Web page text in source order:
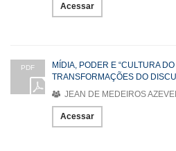
Acessar
PDF
MÍDIA, PODER E “CULTURA
TRANSFORMAÇÕES DO
JEAN DE MEDEIROS
Acessar